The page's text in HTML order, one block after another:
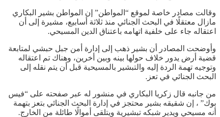
وقالت مصادر خاصة لموقع “المواطن” إن المواطن بشير البكاري
مازال معتقلًا في البحث الجنائي منذ ثلاثة أسابيع، مشيرة إلى أن
اعتقاله جاء على خلفية اتهامه باعتناق الدين المسيحي.
وأوضحت المصادر أن بشير ذهب إلى إدارة أمن جبل حبشي لمتابعة
قضية أرض يدور خلاف حولها بينه وبين أخرين، وهناك تم اعتقاله
وتوجيه تهمة الردة إليه والتبشير بالمسيحية قبل أن يتم نقله إلى
البحث الجنائي في تعز.
من جانبه قال زكريا البكاري في منشور له عبر صفحته على “فيس
بوك” ، إن شقيقه بشير محتجز في إدارة البحث الجنائي بتعز بتهمة
أنه مسيحي ويدير شبكه تبشيرية ويتلقى أموالًا طائلة من الخارج.